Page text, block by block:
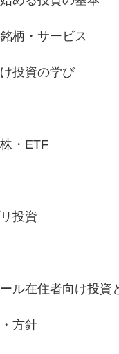
柄・サービス
投資の学び
・ETF
投資
ル在住者向け投資
方針